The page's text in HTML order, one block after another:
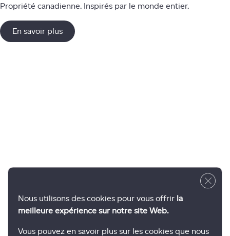
Propriété canadienne. Inspirés par le monde entier.
En savoir plus
Nous utilisons des cookies pour vous offrir la
meilleure expérience sur notre site Web.
Vous pouvez en savoir plus sur les cookies que nous
Close